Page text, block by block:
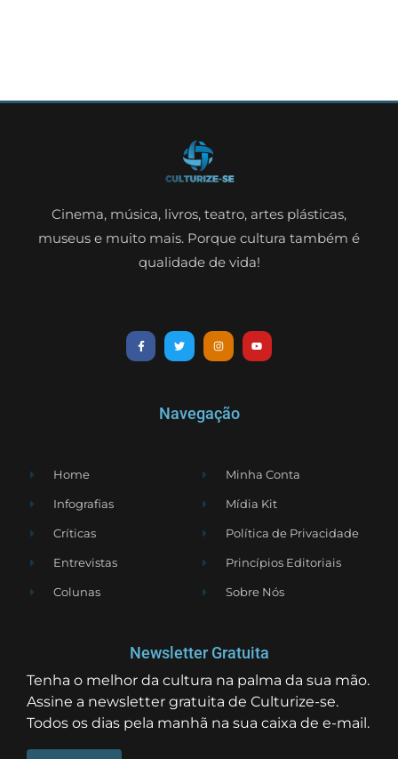
Cinema, música, livros, teatro, artes plásticas,
museus e muito mais. Porque cultura também é
qualidade de vida!
Navegação
Home
Infografias
Críticas
Entrevistas
Colunas
Minha Conta
Mídia Kit
Política de Privacidade
Princípios Editoriais
Sobre Nós
Newsletter Gratuita
Tenha o melhor da cultura na palma da sua mão.
Assine a newsletter gratuita de Culturize-se.
Todos os dias pela manhã na sua caixa de e-mail.